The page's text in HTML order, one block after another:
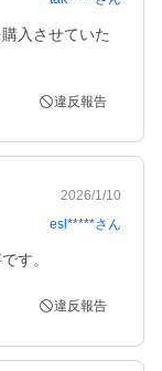
入させていた
違反報告
2026/1/10
esl*****さん
す。
違反報告